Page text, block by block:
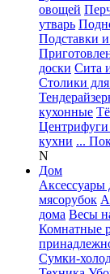
овощей
утварь
Подставки
доски Сита
Столики для
кухонные
Центрифуги
кухни ...
N
Дом
Аксессуары
мясорубок
дома Весы
Комнатные
Сумки-